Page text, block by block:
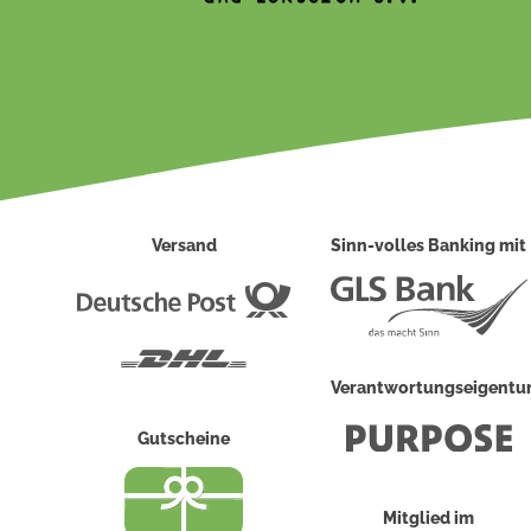
Versand
Deutsche
Gutscheine
Sinn-volles Banking mit
Mitglied im